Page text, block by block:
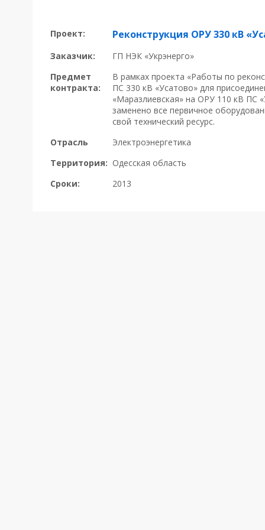
Проект: Реконструкция ОРУ 330 кВ
Заказчик:
ГП НЭК «Укрэнерго»
Предмет
контракта:
В рамках проекта «Работы по
ПС 330 кВ «Усатово» для
«Маразлиевская» на ОРУ 110 кВ ПС
заменено все первичное
свой технический ресурс.
Отрасль
Электроэнергетика
Территория: Одесская область
Сроки:
2013